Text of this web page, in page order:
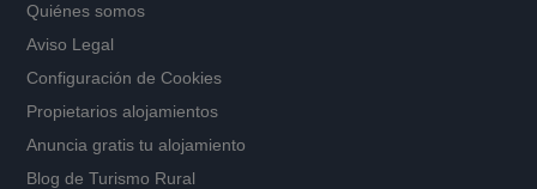
Quiénes somos
Aviso Legal
Configuración de Cookies
Propietarios alojamientos
Anuncia gratis tu alojamiento
Blog de Turismo Rural